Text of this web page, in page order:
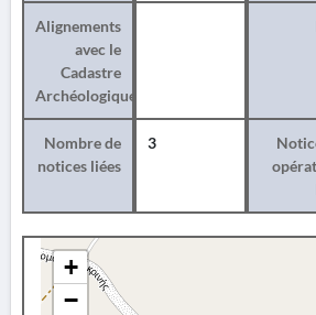
Alignements
avec le
Cadastre
Archéologique
Nombre de
notices liées
3
+
−